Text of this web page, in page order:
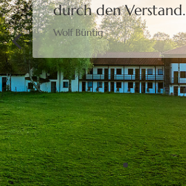
durch den Verstand.
Wolf Büntig